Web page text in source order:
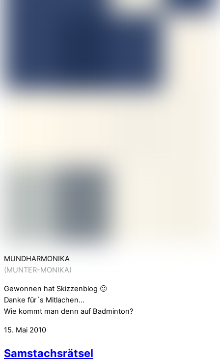
MUNDHARMONIKA
(MUNTER-MONIKA)
Gewonnen hat Skizzenblog 🙂
Danke für´s Mitlachen…
Wie kommt man denn auf Badminton?
15. Mai 2010
Samstachsrätsel